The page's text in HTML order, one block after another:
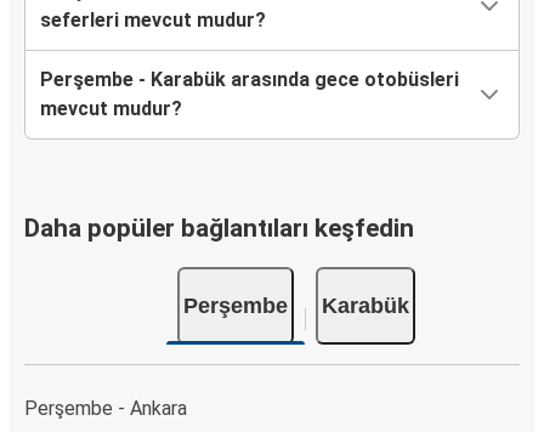
seferleri mevcut mudur?
Perşembe - Karabük arasında gece otobüsleri
mevcut mudur?
Daha popüler bağlantıları keşfedin
Perşembe Karabük
Perşembe - Ankara